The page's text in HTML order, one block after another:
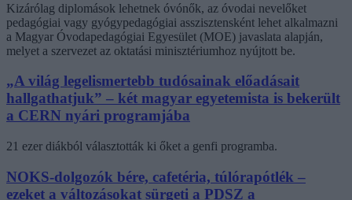
Kizárólag diplomások lehetnek óvónők, az óvodai nevelőket
pedagógiai vagy gyógypedagógiai asszisztensként lehet alkalmazni
a Magyar Óvodapedagógiai Egyesület (MOE) javaslata alapján,
melyet a szervezet az oktatási minisztériumhoz nyújtott be.
„A világ legelismertebb tudósainak előadásait
hallgathatjuk” – két magyar egyetemista is bekerült
a CERN nyári programjába
21 ezer diákból választották ki őket a genfi programba.
NOKS-dolgozók bére, cafetéria, túlórapótlék –
ezeket a változásokat sürgeti a PDSZ a